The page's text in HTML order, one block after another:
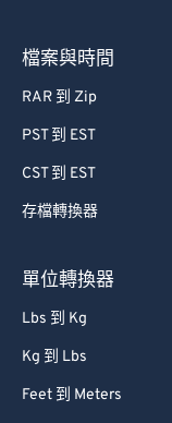
檔案與時間
RAR 到 Zip
PST 到 EST
CST 到 EST
存檔轉換器
單位轉換器
Lbs 到 Kg
Kg 到 Lbs
Feet 到 Meters